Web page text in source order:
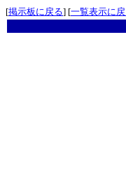
[掲示板に戻る] [一覧表示に